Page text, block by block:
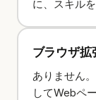
に、スキルを
ブラウザ拡
ありません
してWebペ